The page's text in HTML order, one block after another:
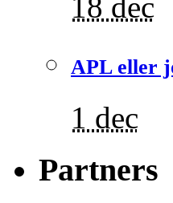
APL eller
1 dec
Partners